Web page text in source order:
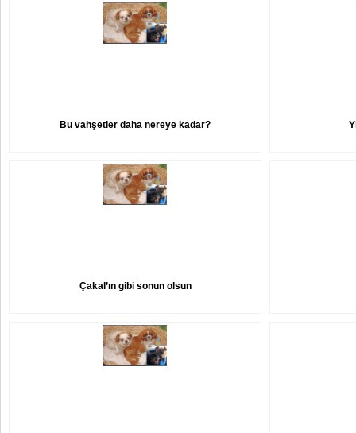
Bu vahşetler daha nereye kadar?
Çakal’ın gibi sonun olsun